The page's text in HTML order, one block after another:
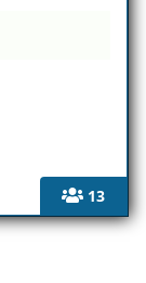
13